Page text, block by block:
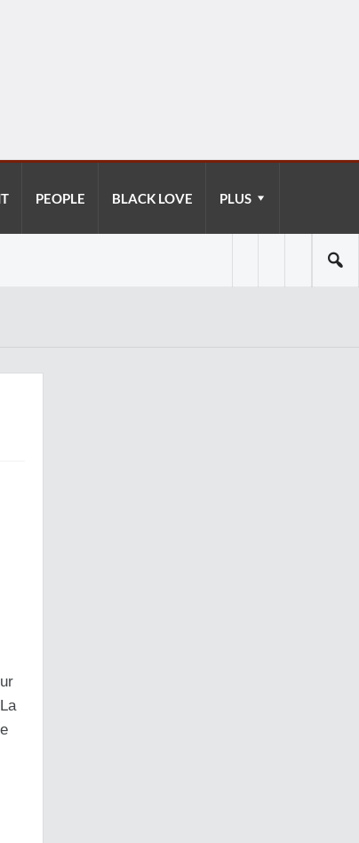
PEOPLE BLACK LOVE PLUS